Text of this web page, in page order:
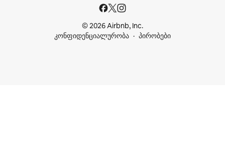
© 2026 Airbnb, Inc.
კონფიდენციალურობა
პირობები